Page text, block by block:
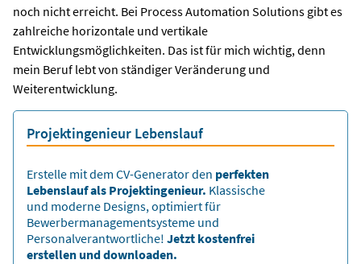
noch nicht erreicht. Bei Process Automation Solutions gibt es
zahlreiche horizontale und vertikale
Entwicklungsmöglichkeiten. Das ist für mich wichtig, denn
mein Beruf lebt von ständiger Veränderung und
Weiterentwicklung.
Projektingenieur Lebenslauf
Erstelle mit dem CV-Generator den perfekten
Lebenslauf als Projektingenieur. Klassische
und moderne Designs, optimiert für
Bewerbermanagementsysteme und
Personalverantwortliche! Jetzt kostenfrei
erstellen und downloaden.